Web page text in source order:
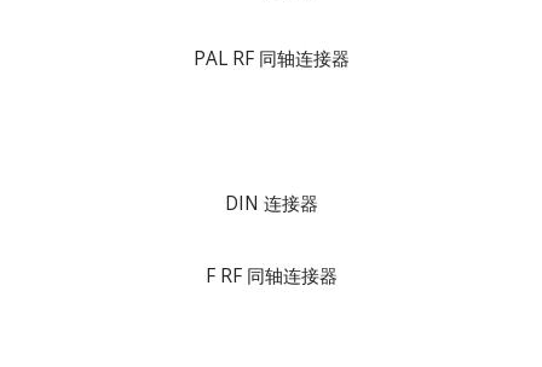
PAL RF 同轴连接器
DIN 连接器
F RF 同轴连接器